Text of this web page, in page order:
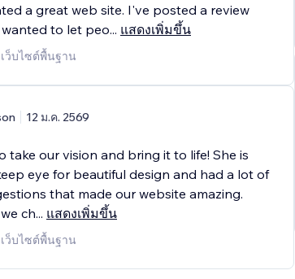
a great web site. I've posted a review
to let peo... แสดงเพิ่มขึ้น
ว็บไซต์พื้นฐาน
12 ม.ค. 2569
take our vision and bring it to life! She is
eye for beautiful design and had a lot of
that made our website amazing.
ch... แสดงเพิ่มขึ้น
ว็บไซต์พื้นฐาน